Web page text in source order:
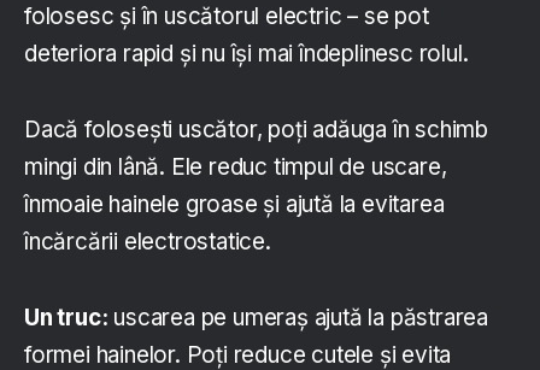
folosesc și în uscătorul electric – se pot
deteriora rapid și nu își mai îndeplinesc rolul.
Dacă folosești uscător, poți adăuga în schimb
mingi din lână. Ele reduc timpul de uscare,
înmoaie hainele groase și ajută la evitarea
încărcării electrostatice.
Un truc: uscarea pe umeraș ajută la păstrarea
formei hainelor. Poți reduce cutele și evita